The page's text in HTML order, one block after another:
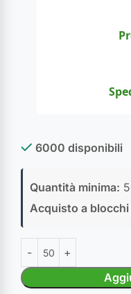
6000 disponibili
Quantità minima:
Acquisto a blocchi